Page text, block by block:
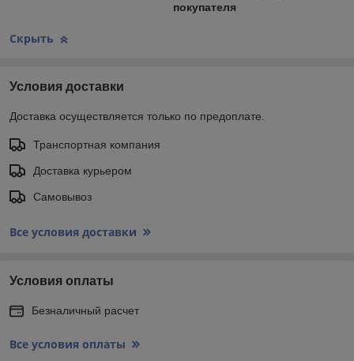
покупателя
Скрыть
Условия доставки
Доставка осуществляется только по предоплате.
Транспортная компания
Доставка курьером
Самовывоз
Все условия доставки
Условия оплаты
Безналичный расчет
Все условия оплаты